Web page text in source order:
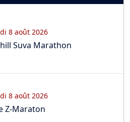
8 août 2026
Suva Marathon
8 août 2026
Z-Maraton